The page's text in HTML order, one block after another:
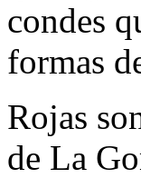
condes
formas
Rojas
de La